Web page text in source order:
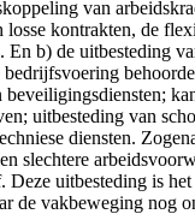
van
losse kontrakten, de
En b) de uitbesteding
bedrijfsvoering
beveiligingsdiensten;
uitbesteding van
diensten.
slechtere
Deze uitbesteding is
de vakbeweging nog